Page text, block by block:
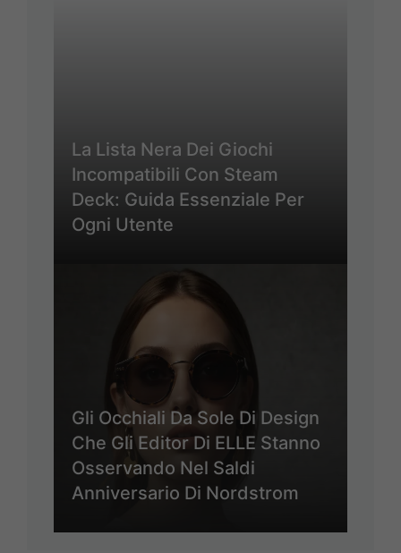
La Lista Nera Dei Giochi
Incompatibili Con Steam
Deck: Guida Essenziale Per
Ogni Utente
Gli Occhiali Da Sole Di Design
Che Gli Editor Di ELLE Stanno
Osservando Nel Saldi
Anniversario Di Nordstrom